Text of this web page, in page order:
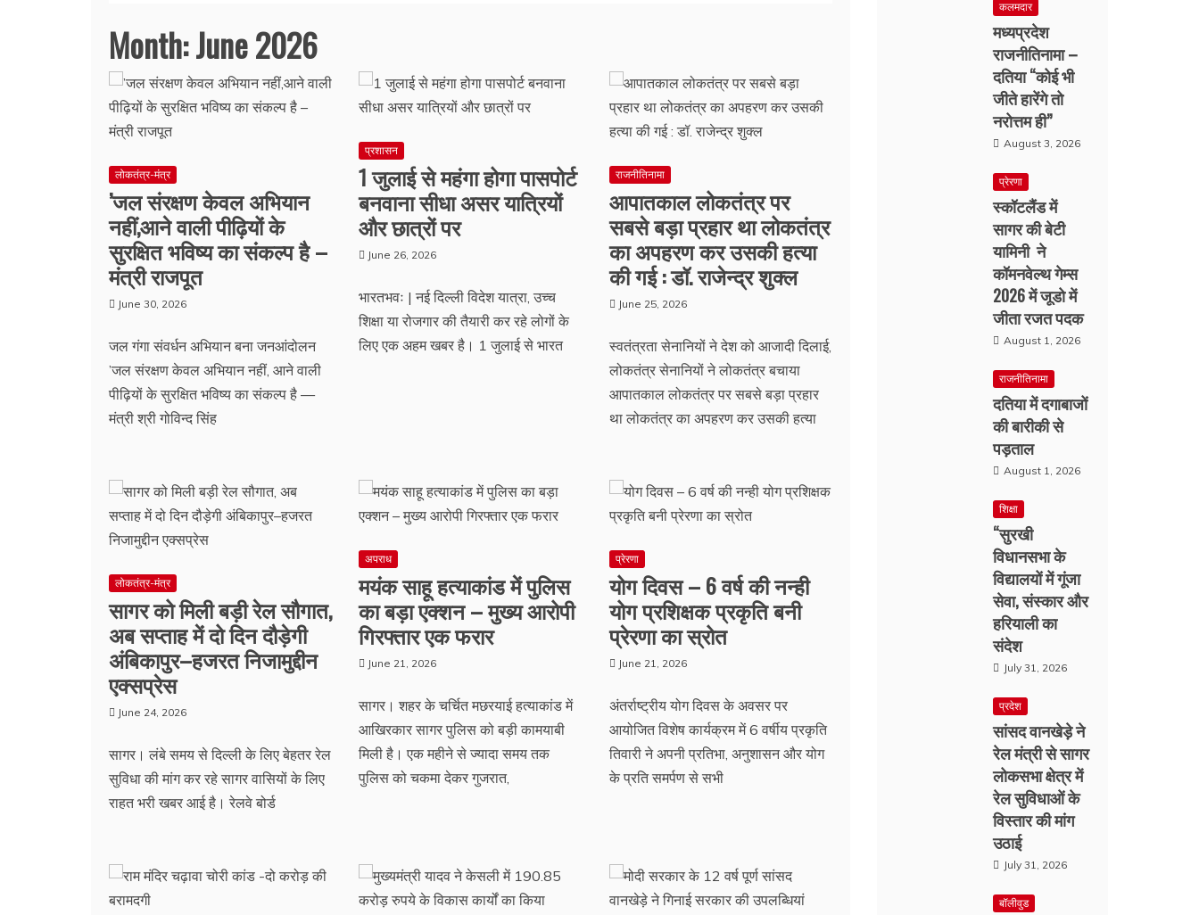
Month:June 2026
लोकतंत्र-मंत्र
’जल संरक्षण केवल अभियान
नहीं,आने वाली पीढ़ियों के
सुरक्षित भविष्य का संकल्प है –
मंत्री राजपूत
June 30, 2026
जल गंगा संवर्धन अभियान बना जनआंदोलन
’जल संरक्षण केवल अभियान नहीं, आने वाली
पीढ़ियों के सुरक्षित भविष्य का संकल्प है —
मंत्री श्री गोविन्द सिंह
प्रशासन
1 जुलाई से महंगा होगा पासपोर्ट
बनवाना सीधा असर यात्रियों
और छात्रों पर
June 26, 2026
भारतभवः | नई दिल्ली विदेश यात्रा, उच्च
शिक्षा या रोजगार की तैयारी कर रहे लोगों के
लिए एक अहम खबर है। 1 जुलाई से भारत
राजनीतिनामा
आपातकाल लोकतंत्र पर
सबसे बड़ा प्रहार था लोकतंत्र
का अपहरण कर उसकी हत्या
की गई : डॉ. राजेन्द्र शुक्ल
June 25, 2026
स्वतंत्रता सेनानियों ने देश को आजादी दिलाई,
लोकतंत्र सेनानियों ने लोकतंत्र बचाया
आपातकाल लोकतंत्र पर सबसे बड़ा प्रहार
था लोकतंत्र का अपहरण कर उसकी हत्या
लोकतंत्र-मंत्र
सागर को मिली बड़ी रेल सौगात,
अब सप्ताह में दो दिन दौड़ेगी
अंबिकापुर–हजरत निजामुद्दीन
एक्सप्रेस
June 24, 2026
सागर। लंबे समय से दिल्ली के लिए बेहतर रेल
सुविधा की मांग कर रहे सागर वासियों के लिए
राहत भरी खबर आई है। रेलवे बोर्ड
अपराध
मयंक साहू हत्याकांड में पुलिस
का बड़ा एक्शन – मुख्य आरोपी
गिरफ्तार एक फरार
June 21, 2026
सागर। शहर के चर्चित मछरयाई हत्याकांड में
आखिरकार सागर पुलिस को बड़ी कामयाबी
मिली है। एक महीने से ज्यादा समय तक
पुलिस को चकमा देकर गुजरात,
प्रेरणा
योग दिवस – 6 वर्ष की नन्ही
योग प्रशिक्षक प्रकृति बनी
प्रेरणा का स्रोत
June 21, 2026
अंतर्राष्ट्रीय योग दिवस के अवसर पर
आयोजित विशेष कार्यक्रम में 6 वर्षीय प्रकृति
तिवारी ने अपनी प्रतिभा, अनुशासन और योग
के प्रति समर्पण से सभी
कलमदार
मध्यप्रदेश
राजनीतिनामा –
दतिया “कोई भी
जीते हारेंगे तो
नरोत्तम ही”
August 3, 2026
प्रेरणा
स्कॉटलैंड में
सागर की बेटी
यामिनी ने
कॉमनवेल्थ गेम्स
2026 में जूडो में
जीता रजत पदक
August 1, 2026
राजनीतिनामा
दतिया में दगाबाजों
की बारीकी से
पड़ताल
August 1, 2026
शिक्षा
“सुरखी
विधानसभा के
विद्यालयों में गूंजा
सेवा, संस्कार और
हरियाली का
संदेश
July 31, 2026
प्रदेश
सांसद वानखेड़े ने
रेल मंत्री से सागर
लोकसभा क्षेत्र में
रेल सुविधाओं के
विस्तार की मांग
उठाई
July 31, 2026
बॉलीवुड